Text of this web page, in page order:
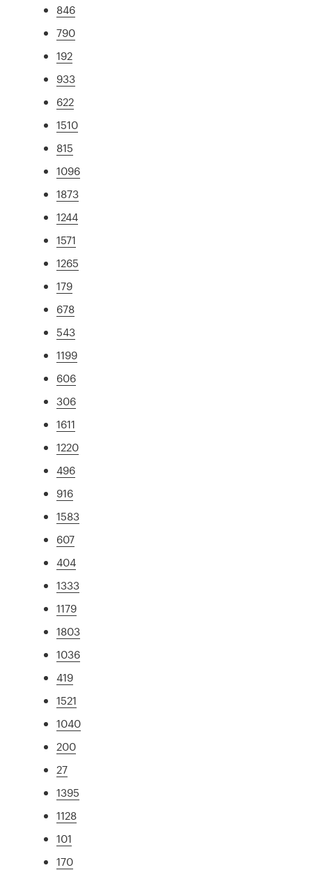
846
790
192
933
622
1510
815
1096
1873
1244
1571
1265
179
678
543
1199
606
306
1611
1220
496
916
1583
607
404
1333
1179
1803
1036
419
1521
1040
200
27
1395
1128
101
170